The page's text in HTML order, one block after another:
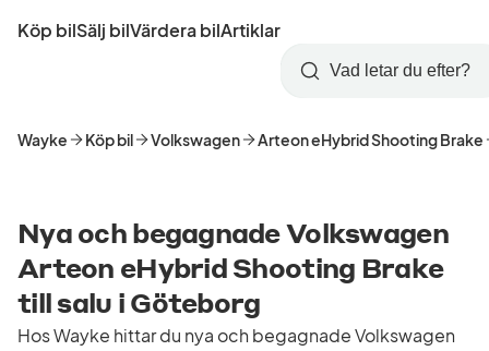
till
Startsida
Köp bilSälj bilVärdera bilArtiklar
Skapa
konto
Logga
in
Sök
Wayke Köp bil Volkswagen Arteon eHybrid Shooting Brake
Nya och begagnade Volkswagen
Arteon eHybrid Shooting Brake
till salu i Göteborg
Hos Wayke hittar du nya och begagnade Volkswagen